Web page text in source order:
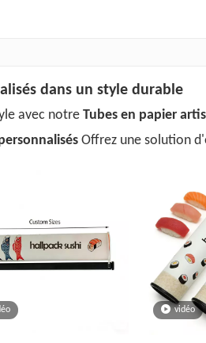
dans un style durable
avec notre Tubes en papier
Offrez une solution
vidéo